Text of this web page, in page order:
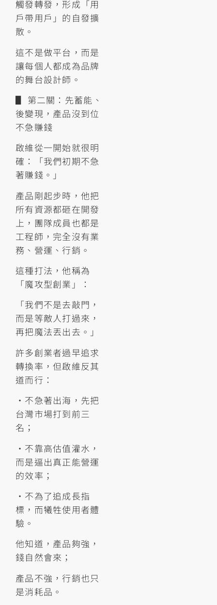
觸發轉發，形成「用
戶帶用戶」的自發擴
散。
這不是做平台，而是
讓每個人都成為品牌
的舞台設計師。
▋ 第二關：先蓄能、
後變現，產品沒到位
不急賺錢
啟維從一開始就很明
確：「我們初期不急
著賺錢。」
產品剛起步時，他把
所有資源都砸在開發
上，團隊成員也都是
工程師，完全沒有業
務、營運、行銷。
這種打法，他稱為
「魔攻型創業」：
「我們不是去敲門，
而是等敵人打過來，
再把魔法丟出去。」
許多創業者過早追求
轉換率，但啟維反其
道而行：
•不急著出海，先把
台灣市場打到前三
名；
•不靠高估值灌水，
而是逼出真正能營運
的效率；
•不為了追成長指
標，而犧牲使用者體
驗。
他知道，產品夠強，
錢自然會來；
產品不強，行銷也只
是消耗品。